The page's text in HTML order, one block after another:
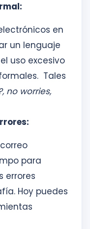
en
un lenguaje
uso excesivo
Tales
no worries,
para
errores
Hoy puedes